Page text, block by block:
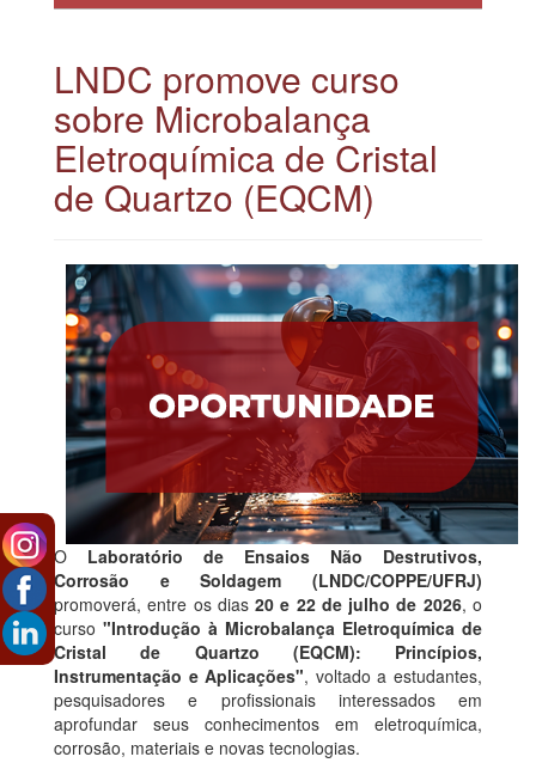
LNDC promove curso
sobre Microbalança
Eletroquímica de Cristal
de Quartzo (EQCM)
O Laboratório de Ensaios Não Destrutivos,
Corrosão e Soldagem (LNDC/COPPE/UFRJ)
promoverá, entre os dias20 e 22 de julho de 2026, o
curso "Introdução à Microbalança Eletroquímica de
Cristal de Quartzo (EQCM): Princípios,
Instrumentação e Aplicações", voltado a estudantes,
pesquisadores e profissionais interessados em
aprofundar seus conhecimentos em eletroquímica,
corrosão, materiais e novas tecnologias.